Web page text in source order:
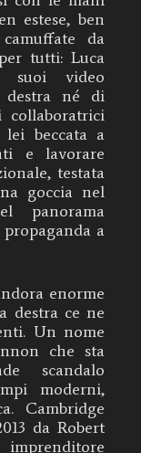
estese, ben
da
tutti: Luca
suoi video
né di
lei beccata a
e lavorare
testata
goccia nel
panorama
a
enorme
destra ce ne
Un nome
che sta
scandalo
moderni,
Cambridge
da Robert